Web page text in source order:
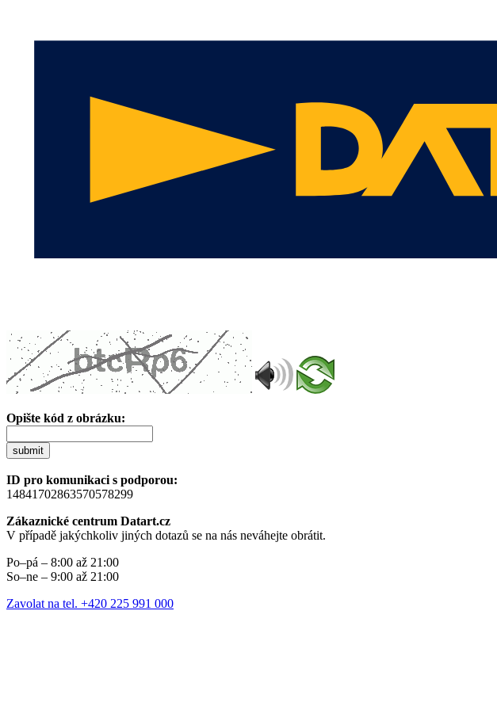
Opište kód z obrázku:
submit
ID pro komunikaci s podporou:
14841702863570578299
Zákaznické centrum Datart.cz
V případě jakýchkoliv jiných dotazů se na nás neváhejte obrátit.
Po–pá – 8:00 až 21:00
So–ne – 9:00 až 21:00
Zavolat na tel. +420 225 991 000